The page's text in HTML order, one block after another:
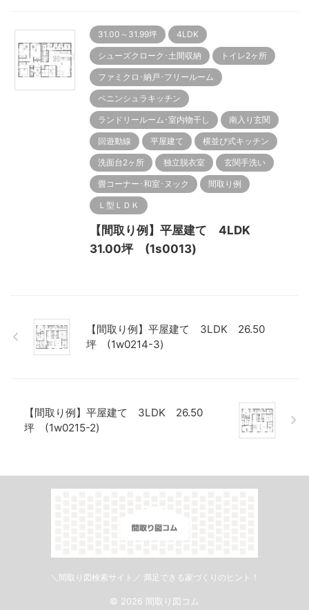
31.00～31.99坪 4LDK
シューズクローク･土間収納 トイレ2ヶ所
ファミクロ･納戸･フリールーム
ペニンシュラキッチン
ランドリールーム･室内物干し 南入り玄関
回遊動線 平屋建て 横並び式キッチン
洗面台2ヶ所 独立脱衣室 玄関手洗い
畳コーナー･和室･ヌック 間取り例
Ｌ型ＬＤＫ
【間取り例】平屋建て 4LDK
31.00坪 (1s0013)
【間取り例】平屋建て 3LDK 26.50
坪 (1w0214-3)
【間取り例】平屋建て 3LDK 26.50
坪 (1w0215-2)
＼間取り図検索サイト／ 満足できる家づくりのヒント！
© 2026 間取り図コム